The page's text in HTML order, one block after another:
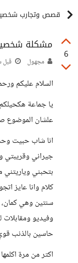
قصص وتجارب
6
مشكلة
مجهول قبل
السلام عليكم
يا جماعة
علشان الموضوع
انا شاب حبيت
جيراني وقريبتي
بتحبني وياريتني
كلام وانا عايز
سنتين وهي
حاسين بالذنب
اكتر من مرة